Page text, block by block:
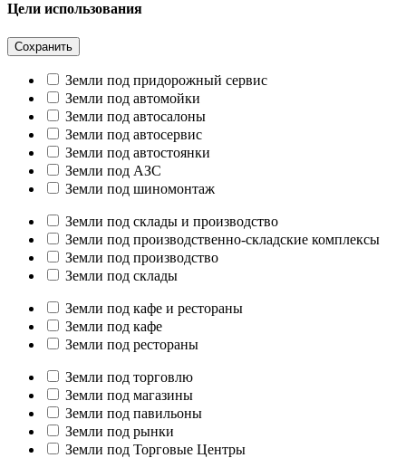
Цели использования
Сохранить
Земли под придорожный сервис
Земли под автомойки
Земли под автосалоны
Земли под автосервис
Земли под автостоянки
Земли под АЗС
Земли под шиномонтаж
Земли под склады и производство
Земли под производственно-складские комплексы
Земли под производство
Земли под склады
Земли под кафе и рестораны
Земли под кафе
Земли под рестораны
Земли под торговлю
Земли под магазины
Земли под павильоны
Земли под рынки
Земли под Торговые Центры